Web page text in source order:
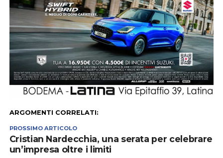
ARGOMENTI CORRELATI:
PROSSIMO ARTICOLO
Cristian Nardecchia, una serata per celebrare
un’impresa oltre i limiti